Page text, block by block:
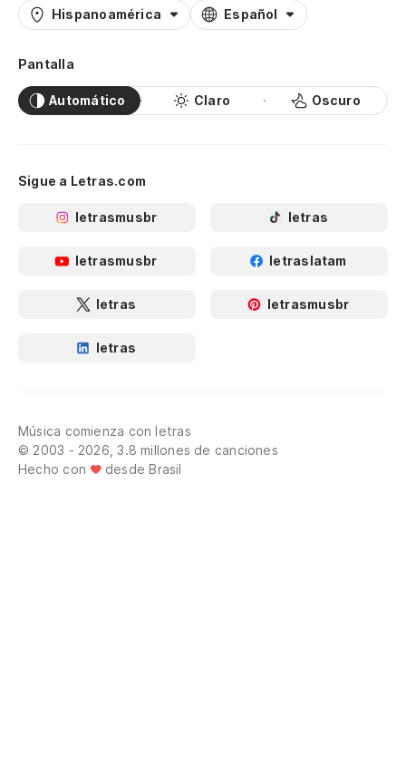
Hispanoamérica Español
Pantalla
Automático Claro Oscuro
Sigue a Letras.com
letrasmusbr letras
letrasmusbr letraslatam
letras letrasmusbr
letras
Música comienza con letras
© 2003 - 2026, 3.8 millones de canciones
Hecho con
desde Brasil